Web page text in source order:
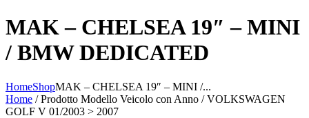
MAK – CHELSEA 19″ – MINI
/ BMW DEDICATED
HomeShopMAK – CHELSEA 19″ – MINI /...
Home / Prodotto Modello Veicolo con Anno / VOLKSWAGEN
GOLF V 01/2003 > 2007